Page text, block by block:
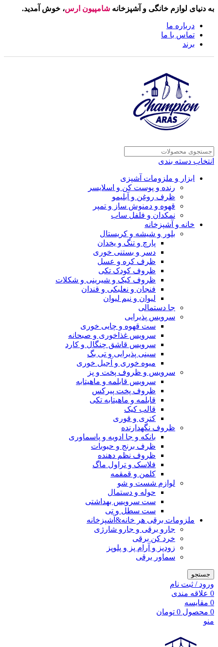
به دنیای لوازم خانگی و آشپزخانه شامپیون ارس، خوش آمدید.
درباره ما
تماس با ما
برند
انتخاب دسته بندی
ابزار و ملزومات آشپزی
رنده و پوست کن و اسلایسر
ظرف روغن و آبلیمو
قهوه و دمنوش ساز و تمپر
نمکدان و فلفل ساب
خانه و آشپزخانه
بلور و شیشه و کریستال
پارچ و تنگ و یخدان
دسر و بستنی خوری
ظرف کره و عسل
ظروف کودک تکی
ظروف کیک و شیرینی و شکلات
فنجان و نعلبکی و قندان
لیوان و نیم لیوان
جا دستمالی
سرویس پذیرایی
ست قهوه و چایی خوری
سرویس غذاخوری و صبحانه
سرویس قاشق چنگال و کارد
سینی پذیرایی و تی بگ
میوه خوری و آجیل خوری
سرویس و ظروف پخت و پز
سرویس قابلمه و ماهیتابه
ظروف پخت پیرکس
قابلمه و ماهیتابه تکی
قالب کیک
کتری و قوری
ظروف نگهدارنده
بانکه و جا ادویه و پاسماوری
ظرف برنج و حبوبات
ظروف نظم دهنده
فلاسک و تراول ماگ
کلمن و قمقمه
لوازم شست و شو
حوله و دستمال
ست سرویس بهداشتی
ست سطل و تی
ملزومات برقی هر خانه&آشپزخانه
جارو برقی و جارو شارژی
خرد کن برقی
زودپز و آرام پز و پلوپز
سماور برقی
جستجو
ورود / ثبت نام
0 علاقه مندی
0 مقایسه
0 محصول 0 تومان
منو